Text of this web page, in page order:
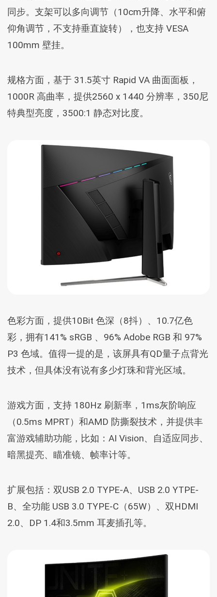
同步。支架可以多向调节（10cm升降、水平和俯
仰角调节，不支持垂直旋转），也支持 VESA
100mm 壁挂。
规格方面，基于 31.5英寸 Rapid VA 曲面面板，
1000R 高曲率，提供2560 x 1440 分辨率，350尼
特典型亮度，3500:1 静态对比度。
色彩方面，提供10Bit 色深（8抖）、10.7亿色
彩，拥有141% sRGB 、96% Adobe RGB 和 97%
P3 色域。值得一提的是，该屏具有QD量子点背光
技术，但具体没有说有多少灯珠和背光区域。
游戏方面，支持 180Hz 刷新率，1ms灰阶响应
（0.5ms MPRT）和AMD 防撕裂技术，并提供丰
富游戏辅助功能，比如：AI Vision、自适应同步、
暗黑提亮、瞄准镜、帧率计等。
扩展包括：双USB 2.0 TYPE-A、USB 2.0 YTPE-
B、全功能 USB 3.0 TYPE-C（65W）、双HDMI
2.0、DP 1.4和3.5mm 耳麦插孔等。